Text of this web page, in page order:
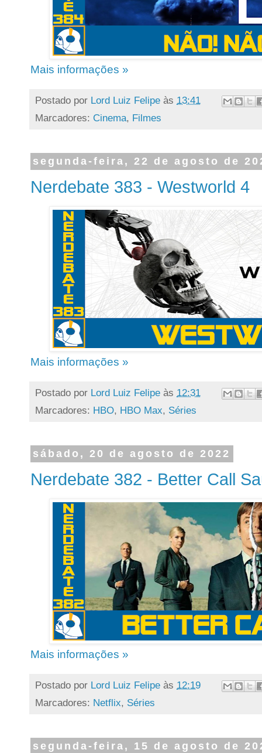
Mais informações »
Postado por Lord Luiz Felipe às 13:41
Marcadores: Cinema, Filmes
segunda-feira, 22 de agosto de
Nerdebate 383 - Westworld 4
Mais informações »
Postado por Lord Luiz Felipe às 12:31
Marcadores: HBO, HBO Max, Séries
sábado, 20 de agosto de 2022
Nerdebate 382 - Better Call
Mais informações »
Postado por Lord Luiz Felipe às 12:19
Marcadores: Netflix, Séries
segunda-feira, 15 de agosto de